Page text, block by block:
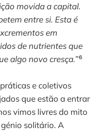
movida a capital.
entre si. Esta é
em
de nutrientes que
algo novo cresça.”⁶
e coletivos
que estão a entrar
vimos livres do mito
solitário. A